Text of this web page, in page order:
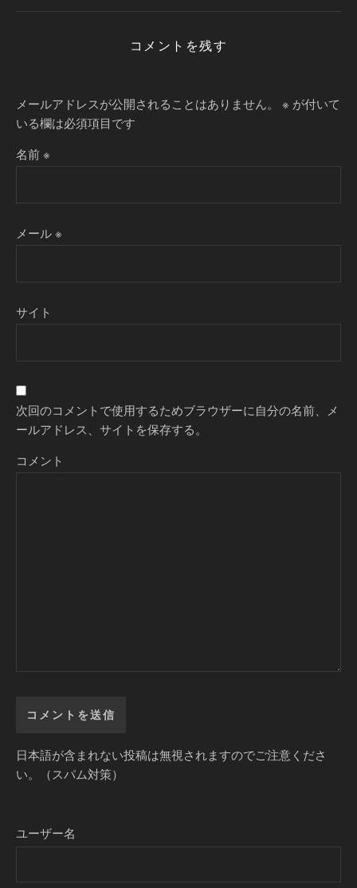
コメントを残す
メールアドレスが公開されることはありません。 ※ が付いて
いる欄は必須項目です
名前※
メール※
サイト
次回のコメントで使用するためブラウザーに自分の名前、メ
ールアドレス、サイトを保存する。
コメント
日本語が含まれない投稿は無視されますのでご注意くださ
い。（スパム対策）
ユーザー名